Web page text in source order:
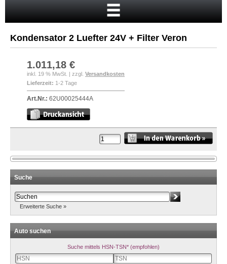
Neukunde?
Kasse
Anmelden
Kondensator 2 Luefter 24V + Filter Veron
1.011,18 €
inkl. 19 % MwSt. | zzgl. Versandkosten
Lieferzeit: 1-2 Tage
Art.Nr.: 62U00025444A
Suche
Erweiterte Suche »
Auto suchen
Suche mittels HSN-TSN* (empfohlen)